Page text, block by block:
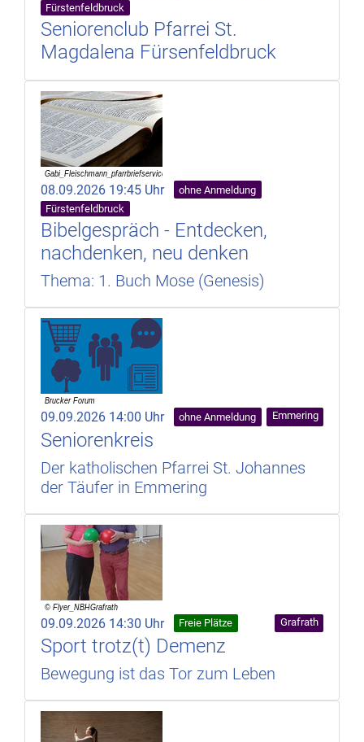
Fürstenfeldbruck
Seniorenclub Pfarrei St.
Magdalena Fürsenfeldbruck
08.09.2026 19:45 Uhr
ohne Anmeldung
Fürstenfeldbruck
Bibelgespräch - Entdecken,
nachdenken, neu denken
Thema: 1. Buch Mose (Genesis)
09.09.2026 14:00 Uhr ohne Anmeldung Emmering
Seniorenkreis
Der katholischen Pfarrei St. Johannes
der Täufer in Emmering
09.09.2026 14:30 Uhr Freie Plätze Grafrath
Sport trotz(t) Demenz
Bewegung ist das Tor zum Leben